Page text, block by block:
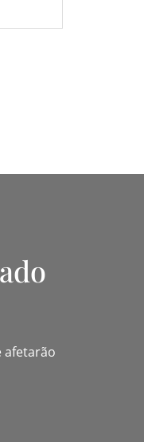
afetarão